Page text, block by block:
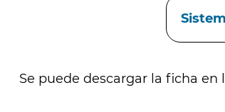
Se puede descargar la ficha en